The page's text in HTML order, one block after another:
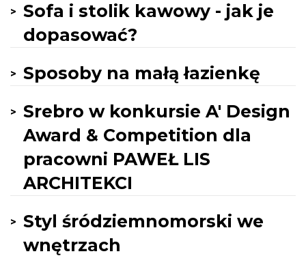
Sofa i stolik kawowy - jak je
dopasować?
Sposoby na małą łazienkę
Srebro w konkursie A' Design
Award & Competition dla
pracowni PAWEŁ LIS
ARCHITEKCI
Styl śródziemnomorski we
wnętrzach